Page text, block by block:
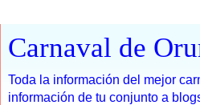
Carnaval de
Toda la información del mejor
información de tu conjunto a